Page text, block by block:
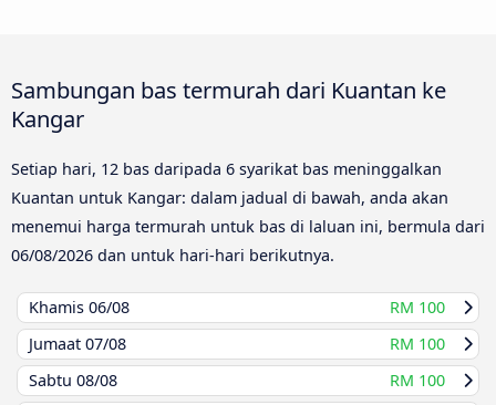
Sambungan bas termurah dari Kuantan ke
Kangar
Setiap hari, 12 bas daripada 6 syarikat bas meninggalkan
Kuantan untuk Kangar: dalam jadual di bawah, anda akan
menemui harga termurah untuk bas di laluan ini, bermula dari
06/08/2026 dan untuk hari-hari berikutnya.
Khamis 06/08
RM 100
Jumaat 07/08
RM 100
Sabtu 08/08
RM 100